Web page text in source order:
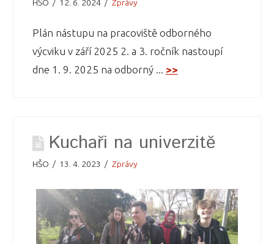
HŠO 12. 6. 2024 Zprávy
Plán nástupu na pracoviště odborného
výcviku v září 2025 2. a 3. ročník nastoupí
dne 1. 9. 2025 na odborný ... >>
Kuchaři na univerzitě
HŠO 13. 4. 2023 Zprávy